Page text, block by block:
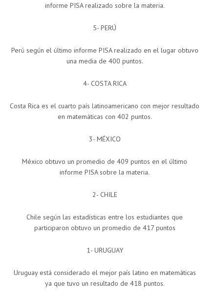
informe PISA realizado sobre la materia.
5- PERÚ
Perú según el último informe PISA realizado en el lugar obtuvo
una media de 400 puntos.
4- COSTA RICA
Costa Rica es el cuarto país latinoamericano con mejor resultado
en matemáticas con 402 puntos.
3- MÉXICO
México obtuvo un promedio de 409 puntos en el último
informe PISA sobre la materia.
2- CHILE
Chile según las estadísticas entre los estudiantes que
participaron obtuvo un promedio de 417 puntos
1- URUGUAY
Uruguay está considerado el mejor país latino en matemáticas
ya que tuvo un resultado de 418 puntos.